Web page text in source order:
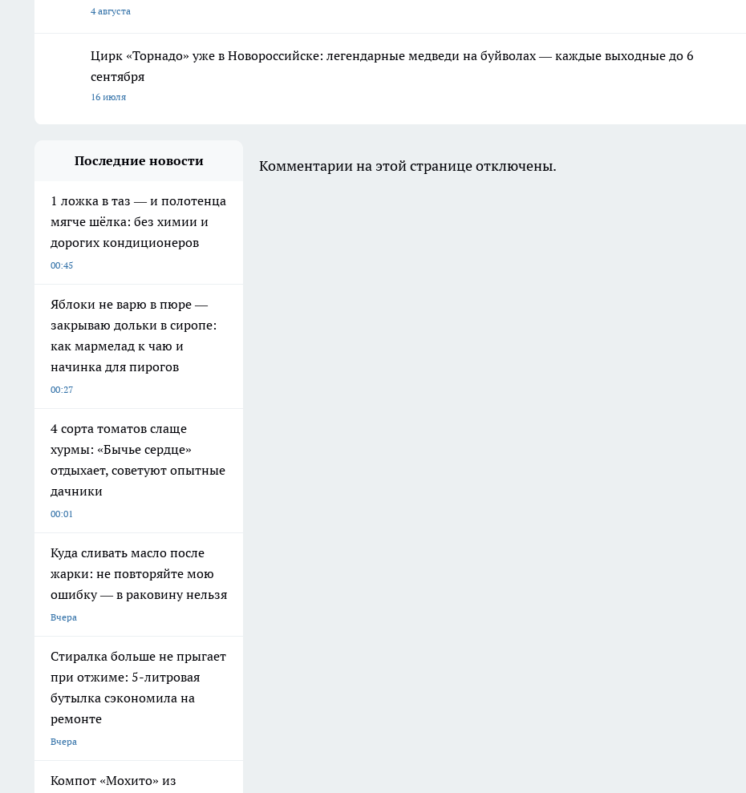
4 августа
Цирк «Торнадо» уже в Новороссийске: легендарные медведи на буйволах — каждые выходные до 6
сентября
16 июля
Последние новости
1 ложка в таз — и полотенца
мягче шёлка: без химии и
дорогих кондиционеров
00:45
Яблоки не варю в пюре —
закрываю дольки в сиропе:
как мармелад к чаю и
начинка для пирогов
00:27
4 сорта томатов слаще
хурмы: «Бычье сердце»
отдыхает, советуют опытные
дачники
00:01
Куда сливать масло после
жарки: не повторяйте мою
ошибку — в раковину нельзя
Вчера
Стиралка больше не прыгает
при отжиме: 5-литровая
бутылка сэкономила на
ремонте
Вчера
Компот «Мохито» из
Комментарии на этой странице отключены.